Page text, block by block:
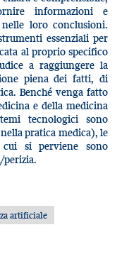
informazioni e
loro conclusioni.
essenziali per
al proprio specifico
a raggiungere la
piena dei fatti, di
Benché venga fatto
e della medicina
tecnologici sono
pratica medica), le
si perviene sono
perizia.
artificiale